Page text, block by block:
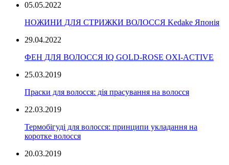
05.05.2022
НОЖИНИ ДЛЯ СТРИЖКИ ВОЛОССЯ Kedake Японія
29.04.2022
ФЕН ДЛЯ ВОЛОССЯ IQ GOLD-ROSE OXI-ACTIVE
25.03.2019
Праски для волосся: дія прасування на волосся
22.03.2019
Термобігуді для волосся: принципи укладання на
коротке волосся
20.03.2019